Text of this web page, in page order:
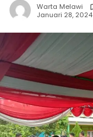
Warta Melawi
Januari 28, 2024